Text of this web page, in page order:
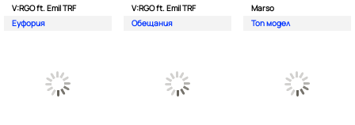
V:RGO ft. Emil TRF
Еуфория
V:RGO ft. Emil TRF
Обещания
Marso
Топ модел